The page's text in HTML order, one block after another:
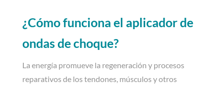
¿Cómo funciona el aplicador de
ondas de choque?
La energía promueve la regeneración y procesos
reparativos de los tendones, músculos y otros